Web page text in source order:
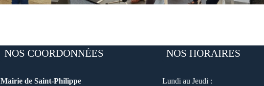
NOS COORDONNÉES
Mairie de Saint-Philippe
NOS HORAIRES
Lundi au Jeudi :